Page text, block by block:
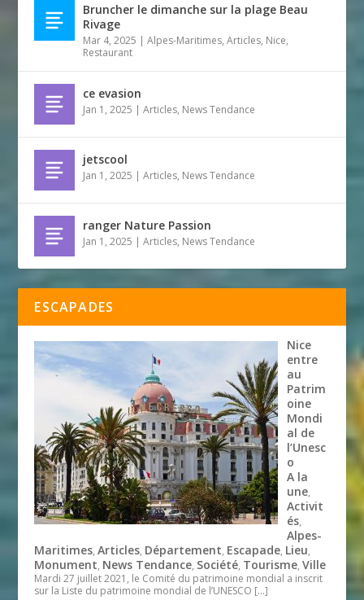
Bruncher le dimanche sur la plage Beau
Rivage
Mar 4, 2025 |Alpes-Maritimes,Articles, Nice,
Restaurant
ce evasion
Jan 1, 2025 |Articles, News Tendance
jetscool
Jan 1, 2025 |Articles, News Tendance
ranger Nature Passion
Jan 1, 2025 |Articles, News Tendance
ESCAPADES
Nice
entre
au
Patrim
oine
Mondi
al de
l’Unesc
o
A la
une,
Activit
és,
Alpes-
Maritimes,Articles, Département, Escapade, Lieu,
Monument, News Tendance, Société, Tourisme,Ville
Mardi 27 juillet 2021, le Comité du patrimoine mondial a inscrit
sur la Liste du patrimoine mondial de l’UNESCO […]